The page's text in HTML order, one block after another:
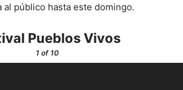
público hasta este domingo.
Pueblos Vivos
1 of 10